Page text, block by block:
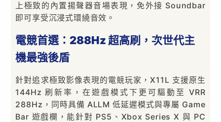
上極致的內置揚聲器音場表現，免外接 Soundbar
即可享受沉浸式環繞音效。
電競首選：288Hz 超高刷，次世代主
機最強後盾
針對追求極致影像表現的電競玩家，X11L 支援原生
144Hz 刷新率，在遊戲模式下更可驅動至 VRR
288Hz，同時具備 ALLM 低延遲模式與專屬 Game
Bar 遊戲欄，能針對 PS5、Xbox Series X 與 PC